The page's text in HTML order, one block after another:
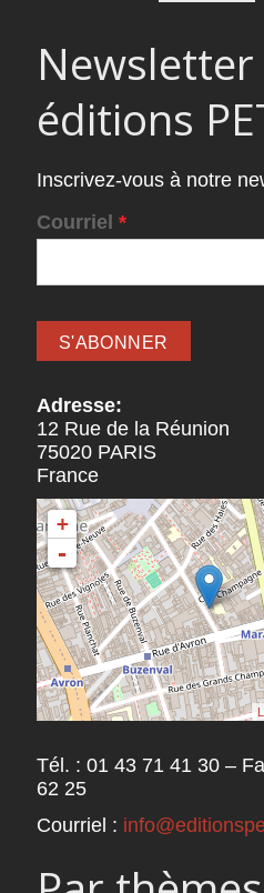
Newsletter
éditions
Inscrivez-vous à notre
Courriel *
Adresse:
12 Rue de la Réunion
75020 PARIS
France
+
-
Tél. : 01 43 71 41 30 –
62 25
Courriel :